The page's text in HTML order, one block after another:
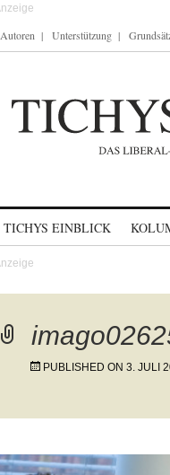
Autoren Unterstützung
TICHYS EINBLICK
PUBLISHED ON 3. JULI